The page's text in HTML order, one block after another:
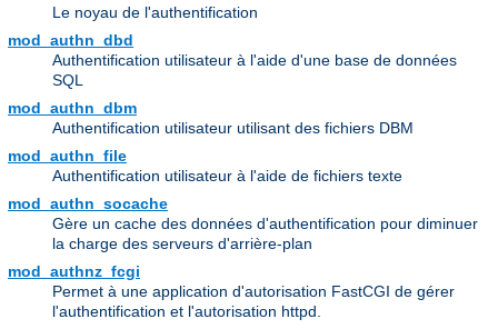
Le noyau de l'authentification
mod_authn_dbd
Authentification utilisateur à l'aide d'une base de données
SQL
mod_authn_dbm
Authentification utilisateur utilisant des fichiers DBM
mod_authn_file
Authentification utilisateur à l'aide de fichiers texte
mod_authn_socache
Gère un cache des données d'authentification pour diminuer
la charge des serveurs d'arrière-plan
mod_authnz_fcgi
Permet à une application d'autorisation FastCGI de gérer
l'authentification et l'autorisation httpd.